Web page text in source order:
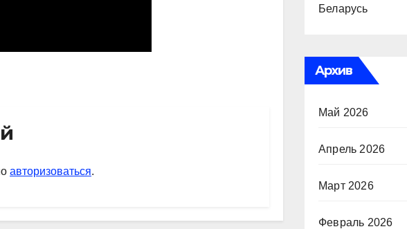
авторизоваться.
Беларусь
Архив
Май 2026
Апрель 2026
Март 2026
Февраль 2026